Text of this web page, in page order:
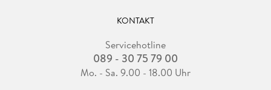
KONTAKT
Servicehotline
089 - 30 75 79 00
Mo. - Sa. 9.00 - 18.00 Uhr